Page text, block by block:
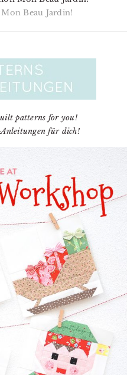
Beau Jardin!
patterns for you!
Anleitungen für dich!